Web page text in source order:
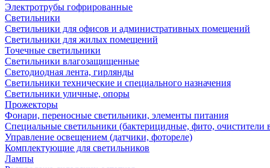
Электротрубы гофрированные
Светильники
Светильники для офисов и административных помещений
Светильники для жилых помещений
Точечные светильники
Светильники влагозащищенные
Светодиодная лента, гирлянды
Светильники технические и специального назначения
Светильники уличные, опоры
Прожекторы
Фонари, переносные светильники, элементы питания
Специальные светильники (бактерицидные, фито, очистители
Управление освещением (датчики, фотореле)
Комплектующие для светильников
Лампы